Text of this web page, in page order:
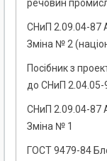
речовин
СНиП 2.09.04-87
Зміна № 2
Посібник з
до СНиП 2.04.05-
СНиП 2.09.04-87
Зміна № 1
ГОСТ 9479-84